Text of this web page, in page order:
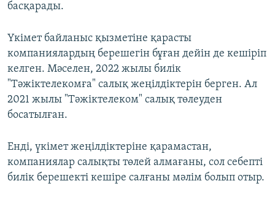
басқарады.
Үкімет байланыс қызметіне қарасты
компаниялардың берешегін бұған дейін де кешіріп
келген. Мәселен, 2022 жылы билік
"Тәжіктелекомға" салық жеңілдіктерін берген. Ал
2021 жылы "Тәжіктелеком" салық төлеуден
босатылған.
Енді, үкімет жеңілдіктеріне қарамастан,
компаниялар салықты төлей алмағаны, сол себепті
билік берешекті кешіре салғаны мәлім болып отыр.